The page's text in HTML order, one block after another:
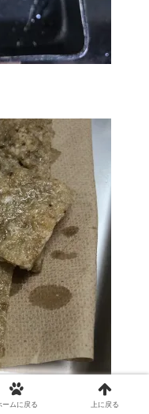
ームに戻る 上に戻る